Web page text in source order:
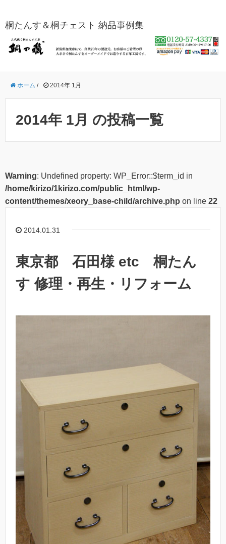
桐たんす＆桐チェスト 納品事例集
ホーム / 2014年 1月
2014年 1月 の投稿一覧
Warning: Undefined property: WP_Error::$term_id in
/home/kirizo/1kirizo.com/public_html/wp-
content/themes/xeory_base-child/archive.php on line 22
2014.01.31
東京都 石田様 etc 桐たん
す 修理・再生・リフォーム